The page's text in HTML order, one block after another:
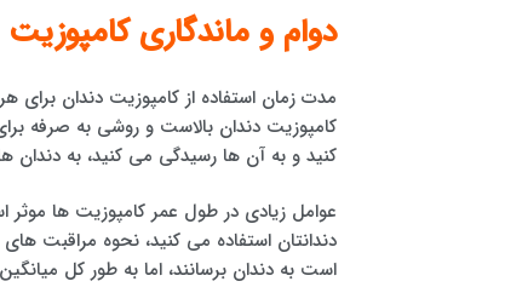
دوام و ماندگاری کامپوزیت
مدت زمان استفاده از کامپوزیت دندان برای
کامپوزیت دندان بالاست و روشی به صرفه
کنید و به آن ها رسیدگی می کنید، به
عوامل زیادی در طول عمر کامپوزیت ها
دندانتان استفاده می کنید، نحوه مراقبت
است به دندان برسانند، اما به طور کل